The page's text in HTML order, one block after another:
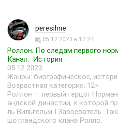
peresihne
05.12.2023 в 12:24
Роллон. По следам первого
Канал: История
05 12 2023
Жанры: биографическое,
Возрастная категория: 12+
Роллон — первый герцог
андской династии, к которой
ль Вильгельм I Завоеватель.
шотландского клана Ролло.